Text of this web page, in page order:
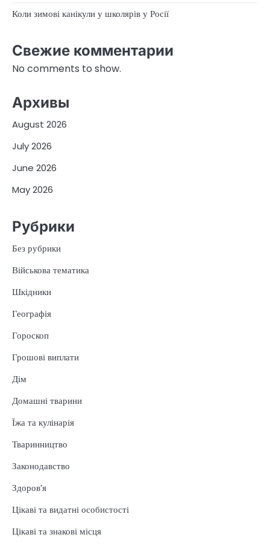
Коли зимові канікули у школярів у Росії
Свежие комментарии
No comments to show.
Архивы
August 2026
July 2026
June 2026
May 2026
Рубрики
Без рубрики
Військова тематика
Шкідники
Географія
Гороскоп
Грошові виплати
Дім
Домашні тварини
Їжа та кулінарія
Тваринництво
Законодавство
Здоров’я
Цікаві та видатні особистості
Цікаві та знакові місця